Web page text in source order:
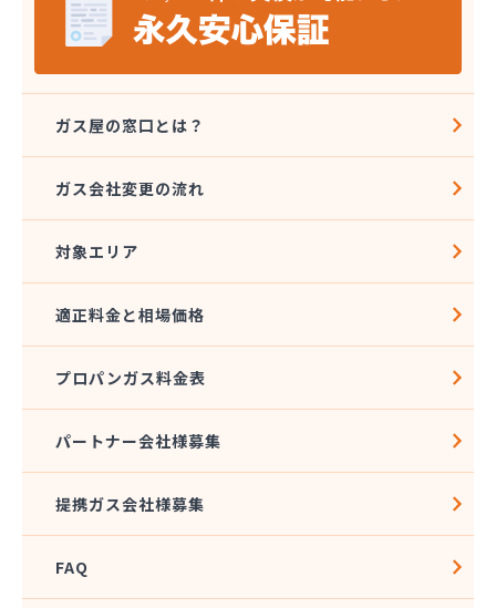
橋本産業株式会社 丸子連絡所
桐原ガス燃料株式会社
鍵田プロパンガス
戸倉オートガス・スタンド
更埴プロパン有限会社
江島屋商店
合資会社山田屋給油所 プロパンガス部
佐久プロパンガス協同組合
佐久集中監視センター株式会社
松新商店
松代液化石油ガス事業協同組合
松筑エルピーガス協業組合
松本ガス商事株式会社
松本シェル石油株式会社 村井事業所配送センター
松本シェル石油株式会社村井事業所プロパンガス課
松本プロパンガス株式会社
ガス屋の窓口とは？
ガス会社変更の流れ
対象エリア
適正料金と相場価格
プロパンガス料金表
パートナー会社様募集
提携ガス会社様募集
FAQ